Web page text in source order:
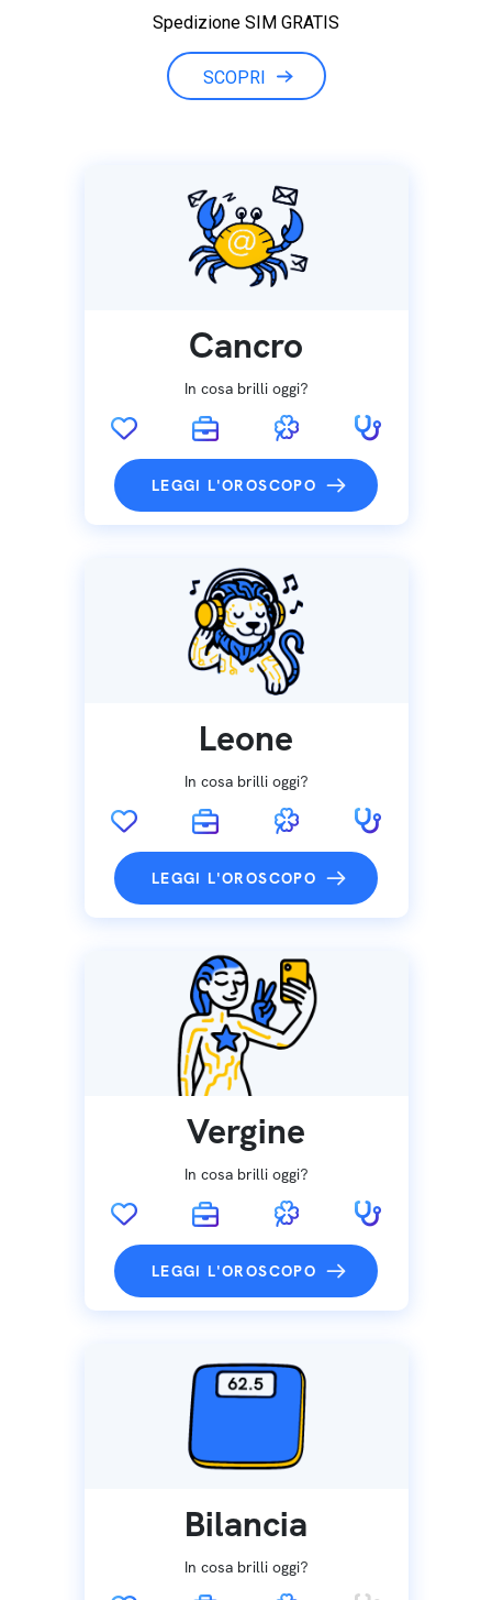
Spedizione SIM GRATIS
SCOPRI
Cancro
In cosa brilli oggi?
LEGGI L'OROSCOPO
Leone
In cosa brilli oggi?
LEGGI L'OROSCOPO
Vergine
In cosa brilli oggi?
LEGGI L'OROSCOPO
Bilancia
In cosa brilli oggi?